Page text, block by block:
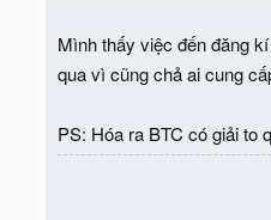
Mình thấy việc đến đăng
qua vì cũng chả ai cung
PS: Hóa ra BTC có giải to